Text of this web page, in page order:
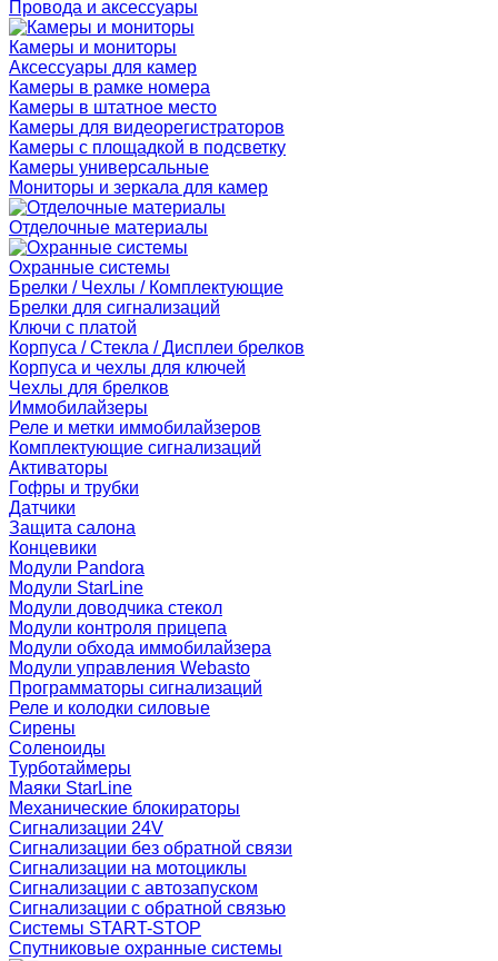
Провода и аксессуары
Камеры и мониторы
Аксессуары для камер
Камеры в рамке номера
Камеры в штатное место
Камеры для видеорегистраторов
Камеры с площадкой в подсветку
Камеры универсальные
Мониторы и зеркала для камер
Отделочные материалы
Охранные системы
Брелки / Чехлы / Комплектующие
Брелки для сигнализаций
Ключи с платой
Корпуса / Стекла / Дисплеи брелков
Корпуса и чехлы для ключей
Чехлы для брелков
Иммобилайзеры
Реле и метки иммобилайзеров
Комплектующие сигнализаций
Активаторы
Гофры и трубки
Датчики
Защита салона
Концевики
Модули Pandora
Модули StarLine
Модули доводчика стекол
Модули контроля прицепа
Модули обхода иммобилайзера
Модули управления Webasto
Программаторы сигнализаций
Реле и колодки силовые
Сирены
Соленоиды
Турботаймеры
Маяки StarLine
Механические блокираторы
Сигнализации 24V
Сигнализации без обратной связи
Сигнализации на мотоциклы
Сигнализации с автозапуском
Сигнализации с обратной связью
Системы START-STOP
Спутниковые охранные системы